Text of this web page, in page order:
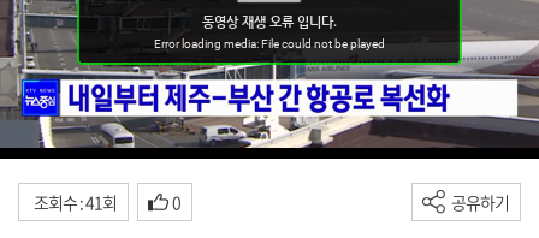
조회수 : 41회 0 공유하기